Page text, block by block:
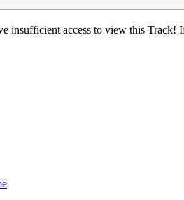
insufficient access to view this Track!